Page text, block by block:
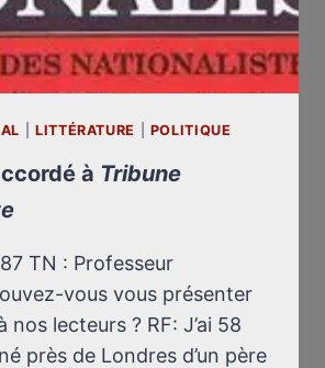
LITTÉRATURE POLITIQUE
à Tribune
TN : Professeur
vous vous présenter
nos lecteurs ? RF: J’ai 58
près de Londres d’un père